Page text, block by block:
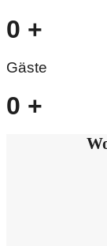
0 +
Gäste
0 +